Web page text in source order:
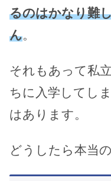
るのはかなり難
ん。
それもあって私
ちに入学してし
はあります。
どうしたら本当